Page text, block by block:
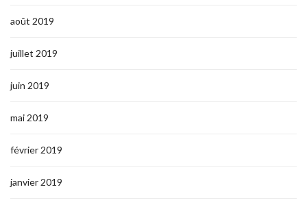
août 2019
juillet 2019
juin 2019
mai 2019
février 2019
janvier 2019